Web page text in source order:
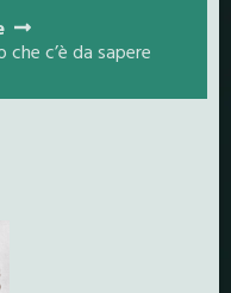
c’è da sapere